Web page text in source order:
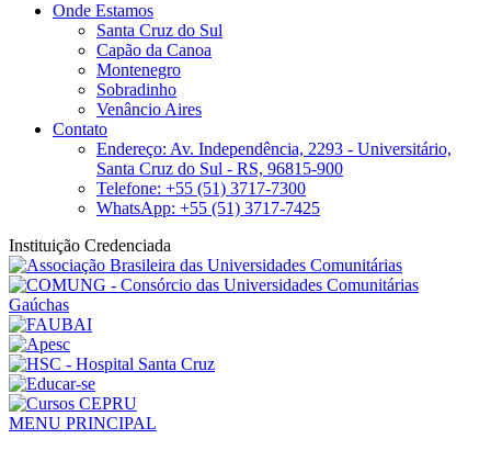
Onde Estamos
Santa Cruz do Sul
Capão da Canoa
Montenegro
Sobradinho
Venâncio Aires
Contato
Endereço: Av. Independência, 2293 - Universitário,
Santa Cruz do Sul - RS, 96815-900
Telefone: +55 (51) 3717-7300
WhatsApp: +55 (51) 3717-7425
Instituição Credenciada
MENU PRINCIPAL